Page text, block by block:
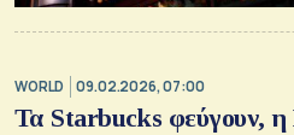
WORLD 09.02.2026, 07:00
Τα Starbucks φεύγουν, η